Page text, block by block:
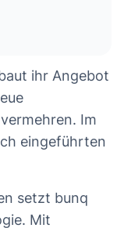
ihr Angebot
Im
eingeführten
setzt bunq
Mit